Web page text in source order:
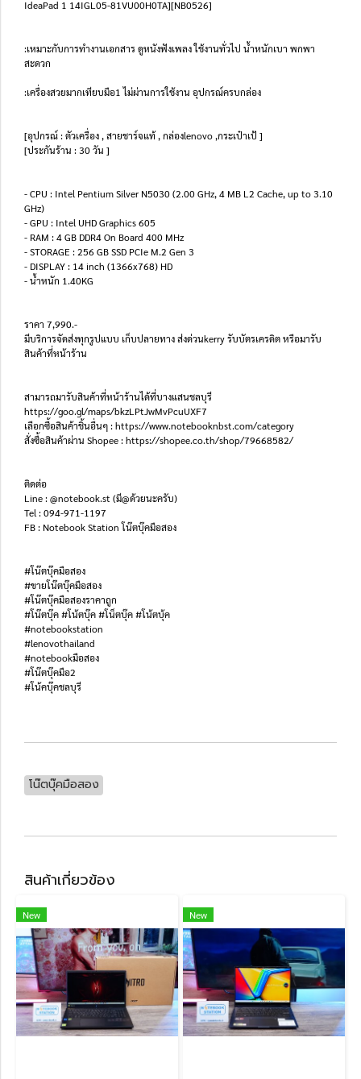
IdeaPad 1 14IGL05-81VU00H0TA][NB0526]
:เหมาะกับการทำงานเอกสาร ดูหนังฟังเพลง ใช้งานทั่วไป น้ำหนักเบา พกพา
สะดวก
:เครื่องสวยมากเทียบมือ1 ไม่ผ่านการใช้งาน อุปกรณ์ครบกล่อง
[อุปกรณ์ : ตัวเครื่อง , สายชาร์จแท้ , กล่องlenovo ,กระเป๋าเป้ ]
[ประกันร้าน : 30 วัน ]
- CPU : Intel Pentium Silver N5030 (2.00 GHz, 4 MB L2 Cache, up to 3.10
GHz)
- GPU : Intel UHD Graphics 605
- RAM : 4 GB DDR4 On Board 400 MHz
- STORAGE : 256 GB SSD PCIe M.2 Gen 3
- DISPLAY : 14 inch (1366x768) HD
- น้ำหนัก 1.40KG
ราคา 7,990.-
มีบริการจัดส่งทุกรูปแบบ เก็บปลายทาง ส่งด่วนkerry รับบัตรเครดิต หรือมารับ
สินค้าที่หน้าร้าน
สามารถมารับสินค้าที่หน้าร้านได้ที่บางแสนชลบุรี
https://goo.gl/maps/bkzLPtJwMvPcuUXF7
เลือกซื้อสินค้าชิ้นอื่นๆ : https://www.notebooknbst.com/category
สั่งซื้อสินค้าผ่าน Shopee : https://shopee.co.th/shop/79668582/
ติดต่อ
Line : @notebook.st (มี@ด้วยนะครับ)
Tel : 094-971-1197
FB : Notebook Station โน๊ตบุ๊คมือสอง
#โน๊ตบุ๊คมือสอง
#ขายโน๊ตบุ๊คมือสอง
#โน๊ตบุ๊คมือสองราคาถูก
#โน๊ตบุ๊ค #โน้ตบุ๊ค #โน็ตบุ๊ค #โน้ตบุ้ค
#notebookstation
#lenovothailand
#notebookมือสอง
#โน๊ตบุ๊คมือ2
#โน้คบุ๊คชลบุรี
โน๊ตบุ๊คมือสอง
สินค้าเกี่ยวข้อง
New New